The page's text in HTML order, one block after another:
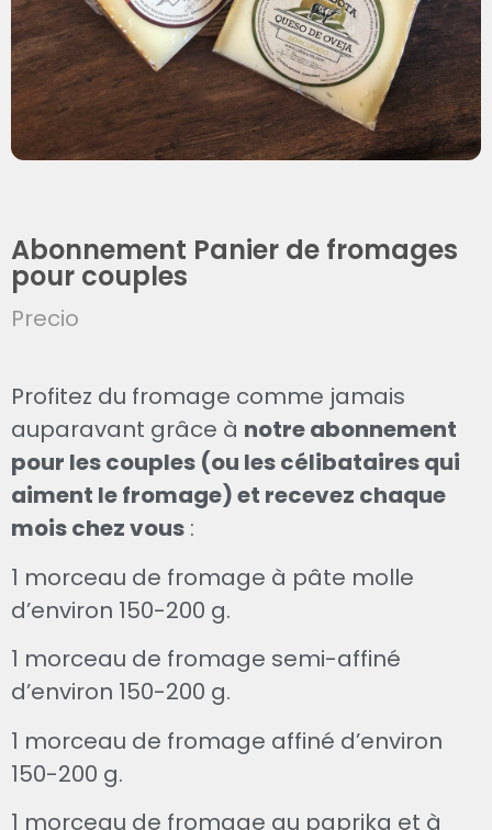
Abonnement Panier de fromages
pour couples
Precio
Profitez du fromage comme jamais
auparavant grâce à notre abonnement
pour les couples (ou les célibataires qui
aiment le fromage) et recevez chaque
mois chez vous :
1 morceau de fromage à pâte molle
d’environ 150-200 g.
1 morceau de fromage semi-affiné
d’environ 150-200 g.
1 morceau de fromage affiné d’environ
150-200 g.
1 morceau de fromage au paprika et à